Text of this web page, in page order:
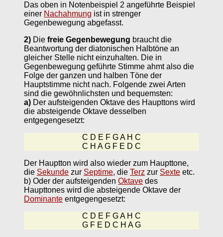
Das oben in Notenbeispiel 2 angeführte Beispiel
einer Nachahmung ist in strenger
Gegenbewegung abgefasst.
2) Die freie Gegenbewegung braucht die
Beantwortung der diatonischen Halbtöne an
gleicher Stelle nicht einzuhalten. Die in
Gegenbewegung geführte Stimme ahmt also die
Folge der ganzen und halben Töne der
Hauptstimme nicht nach. Folgende zwei Arten
sind die gewöhnlichsten und bequemsten:
a) Der aufsteigenden Oktave des Haupttons wird
die absteigende Oktave desselben
entgegengesetzt:
C D E F G A H C
C H A G F E D C
Der Hauptton wird also wieder zum Haupttone,
die Sekunde zur Septime, die Terz zur Sexte etc.
b) Oder der aufsteigenden Oktave des
Haupttones wird die absteigende Oktave der
Dominante entgegengesetzt:
C D E F G A H C
G F E D C H A G